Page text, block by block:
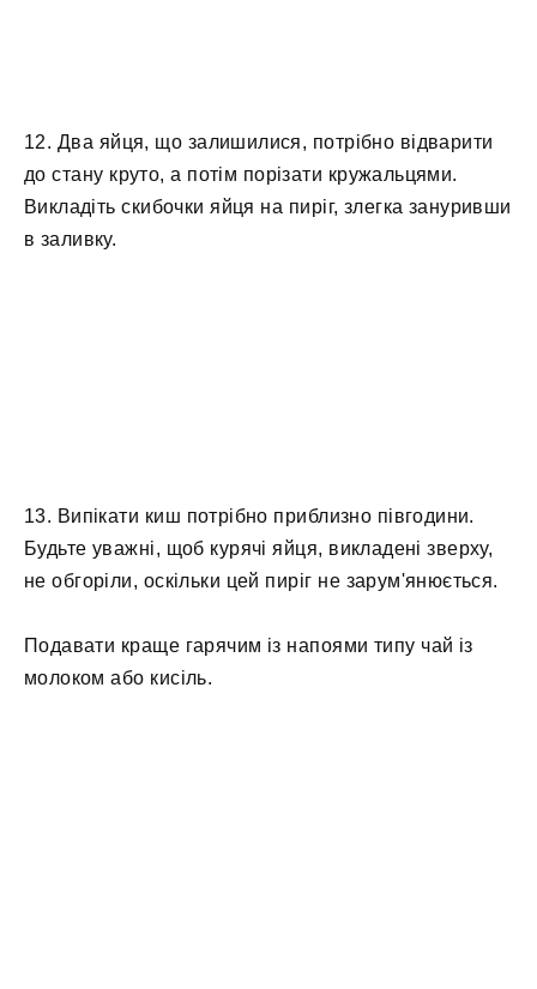
12. Два яйця, що залишилися, потрібно відварити
до стану круто, а потім порізати кружальцями.
Викладіть скибочки яйця на пиріг, злегка зануривши
в заливку.
13. Випікати киш потрібно приблизно півгодини.
Будьте уважні, щоб курячі яйця, викладені зверху,
не обгоріли, оскільки цей пиріг не зарум'янюється.
Подавати краще гарячим із напоями типу чай із
молоком або кисіль.